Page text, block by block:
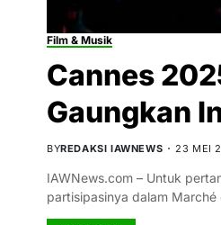
Film & Musik
Cannes
Gaungkan
BYREDAKSI IAWNEWS 23 MEI
IAWNews.com – Untuk
partisipasinya dalam